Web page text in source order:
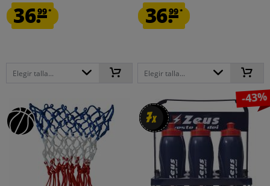
36.99*
Elegir talla...
36.99*
Elegir talla...
7x
7x
-43%